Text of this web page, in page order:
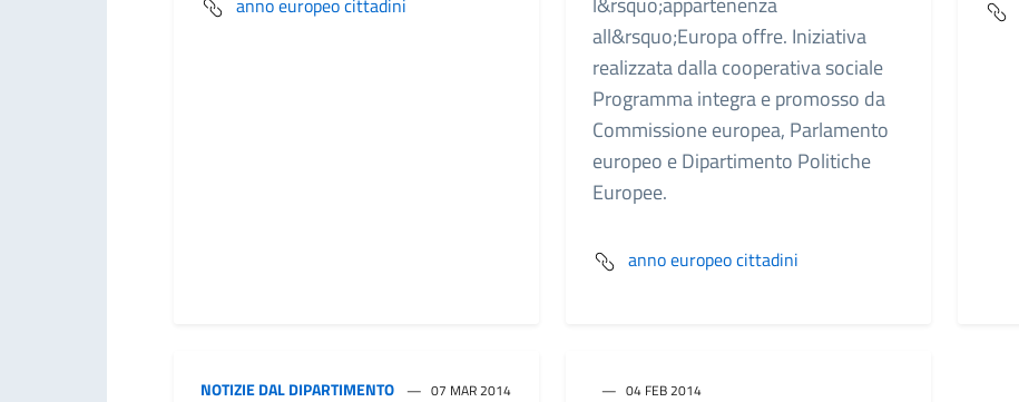
anno europeo cittadini
all&rsquo;Europa offre. Iniziativa
realizzata dalla cooperativa sociale
Programma integra e promosso da
Commissione europea, Parlamento
europeo e Dipartimento Politiche
Europee.
anno europeo cittadini
NOTIZIE DAL DIPARTIMENTO 07 MAR 2014 04 FEB 2014